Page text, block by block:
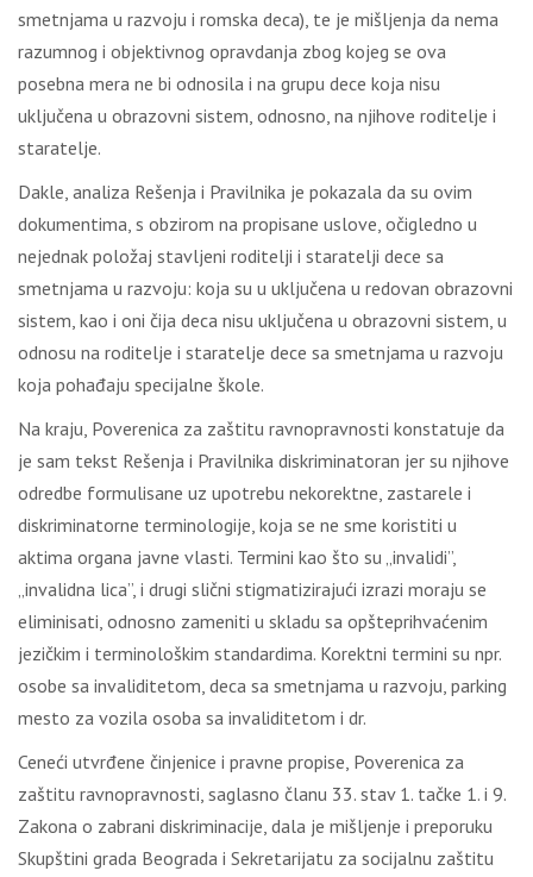
smetnjama u razvoju i romska deca), te je mišljenja da nema
razumnog i objektivnog opravdanja zbog kojeg se ova
posebna mera ne bi odnosila i na grupu dece koja nisu
uključena u obrazovni sistem, odnosno, na njihove roditelje i
staratelje.
Dakle, analiza Rešenja i Pravilnika je pokazala da su ovim
dokumentima, s obzirom na propisane uslove, očigledno u
nejednak položaj stavljeni roditelji i staratelji dece sa
smetnjama u razvoju: koja su u uključena u redovan obrazovni
sistem, kao i oni čija deca nisu uključena u obrazovni sistem, u
odnosu na roditelje i staratelje dece sa smetnjama u razvoju
koja pohađaju specijalne škole.
Na kraju, Poverenica za zaštitu ravnopravnosti konstatuje da
je sam tekst Rešenja i Pravilnika diskriminatoran jer su njihove
odredbe formulisane uz upotrebu nekorektne, zastarele i
diskriminatorne terminologije, koja se ne sme koristiti u
aktima organa javne vlasti. Termini kao što su „invalidi”,
„invalidna lica”, i drugi slični stigmatizirajući izrazi moraju se
eliminisati, odnosno zameniti u skladu sa opšteprihvaćenim
jezičkim i terminološkim standardima. Korektni termini su npr.
osobe sa invaliditetom, deca sa smetnjama u razvoju, parking
mesto za vozila osoba sa invaliditetom i dr.
Ceneći utvrđene činjenice i pravne propise, Poverenica za
zaštitu ravnopravnosti, saglasno članu 33. stav 1. tačke 1. i 9.
Zakona o zabrani diskriminacije, dala je mišljenje i preporuku
Skupštini grada Beograda i Sekretarijatu za socijalnu zaštitu